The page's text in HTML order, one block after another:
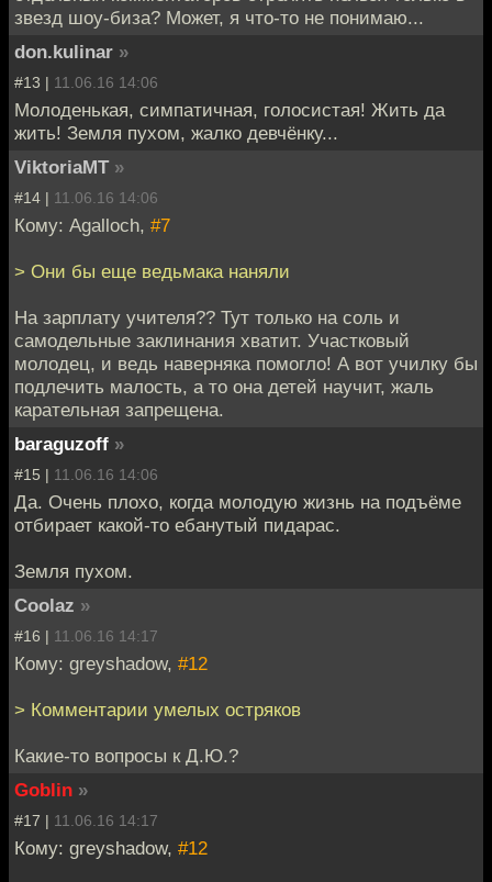
звезд шоу-биза? Может, я что-то не понимаю...
don.kulinar »
#13 | 11.06.16 14:06
Молоденькая, симпатичная, голосистая! Жить да
жить! Земля пухом, жалко девчёнку...
ViktoriaMT »
#14 | 11.06.16 14:06
Кому: Agalloch, #7
> Они бы еще ведьмака наняли
На зарплату учителя?? Тут только на соль и
самодельные заклинания хватит. Участковый
молодец, и ведь наверняка помогло! А вот училку бы
подлечить малость, а то она детей научит, жаль
карательная запрещена.
baraguzoff »
#15 | 11.06.16 14:06
Да. Очень плохо, когда молодую жизнь на подъёме
отбирает какой-то ебанутый пидарас.
Земля пухом.
Coolaz »
#16 | 11.06.16 14:17
Кому: greyshadow, #12
> Комментарии умелых остряков
Какие-то вопросы к Д.Ю.?
Goblin »
#17 | 11.06.16 14:17
Кому: greyshadow, #12